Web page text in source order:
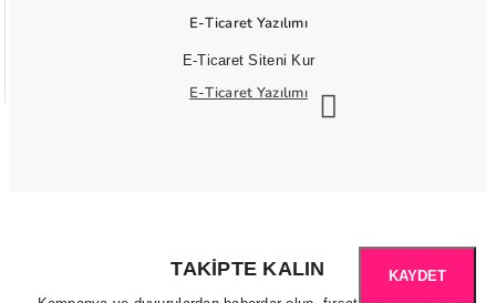
E-Ticaret Yazılımı
E-Ticaret Siteni Kur
E-Ticaret Yazılımı
TAKIPTE KALIN KAYDET